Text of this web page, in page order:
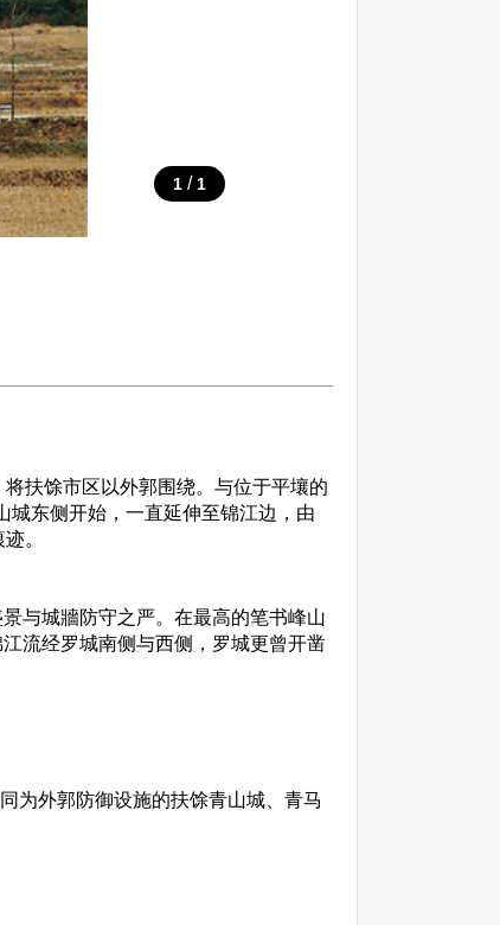
1 / 1
扶馀市区以外郭围绕。与位于平壤的
城东侧开始，一直延伸至锦江边，由
。
与城牆防守之严。在最高的笔书峰山
流经罗城南侧与西侧，罗城更曾开凿
为外郭防御设施的扶馀青山城、青马